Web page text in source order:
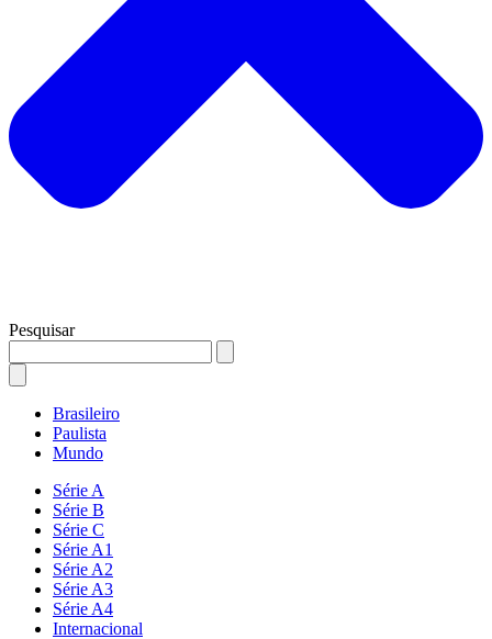
Pesquisar
Brasileiro
Paulista
Mundo
Série A
Série B
Série C
Série A1
Série A2
Série A3
Série A4
Internacional